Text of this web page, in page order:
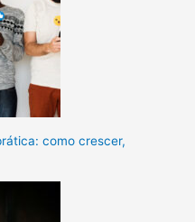
como crescer,